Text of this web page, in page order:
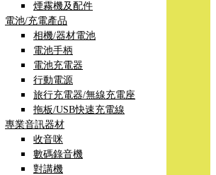
煙霧機及配件
電池/充電產品
相機/器材電池
電池手柄
電池充電器
行動電源
旅行充電器/無線充電座
拖板/USB快速充電線
專業音訊器材
收音咪
數碼錄音機
對講機